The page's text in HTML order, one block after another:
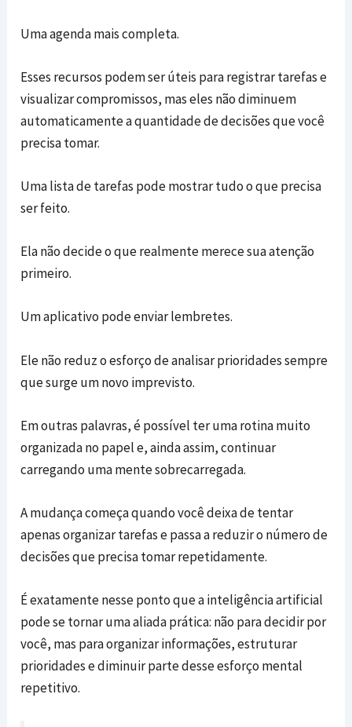
Uma agenda mais completa.
Esses recursos podem ser úteis para registrar tarefas e
visualizar compromissos, mas eles não diminuem
automaticamente a quantidade de decisões que você
precisa tomar.
Uma lista de tarefas pode mostrar tudo o que precisa
ser feito.
Ela não decide o que realmente merece sua atenção
primeiro.
Um aplicativo pode enviar lembretes.
Ele não reduz o esforço de analisar prioridades sempre
que surge um novo imprevisto.
Em outras palavras, é possível ter uma rotina muito
organizada no papel e, ainda assim, continuar
carregando uma mente sobrecarregada.
A mudança começa quando você deixa de tentar
apenas organizar tarefas e passa a reduzir o número de
decisões que precisa tomar repetidamente.
É exatamente nesse ponto que a inteligência artificial
pode se tornar uma aliada prática: não para decidir por
você, mas para organizar informações, estruturar
prioridades e diminuir parte desse esforço mental
repetitivo.